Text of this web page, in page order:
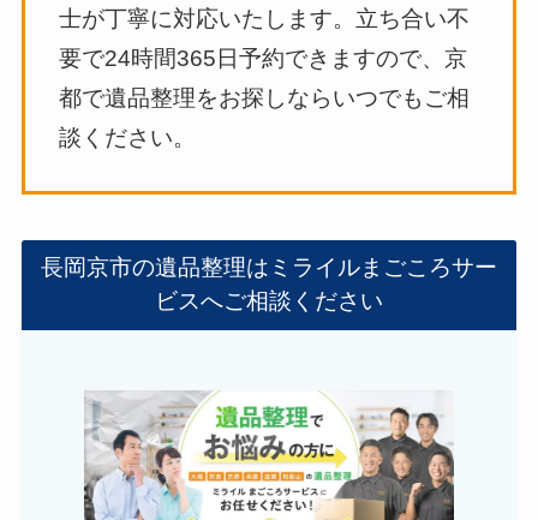
士が丁寧に対応いたします。立ち合い不
要で24時間365日予約できますので、京
都で遺品整理をお探しならいつでもご相
談ください。
長岡京市の遺品整理はミライルまごころサー
ビスへご相談ください